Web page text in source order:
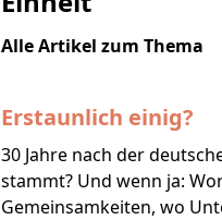
Alle Artikel zum Thema
Erstaunlich einig?
30 Jahre nach der
stammt? Und wenn ja:
Gemeinsamkeiten, wo